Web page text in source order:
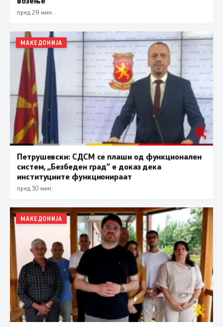
пред 29 мин.
МАКЕДОНИЈА
Петрушевски: СДСМ се плаши од функционален
систем, „Безбеден град“ е доказ дека
институциите функционираат
пред 30 мин.
МАКЕДОНИЈА